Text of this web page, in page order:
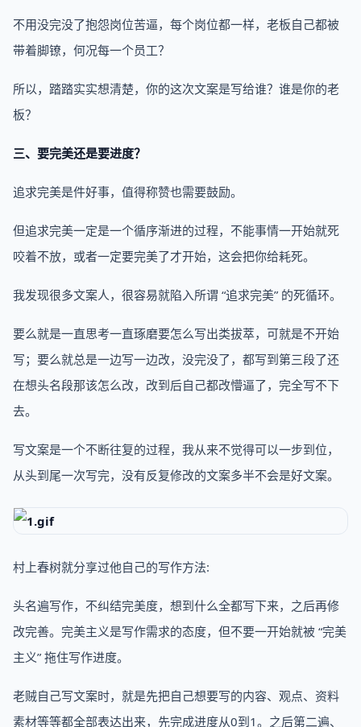
不用没完没了抱怨岗位苦逼，每个岗位都一样，老板自己都被
带着脚镣，何况每一个员工？
所以，踏踏实实想清楚，你的这次文案是写给谁？谁是你的老
板？
三、要完美还是要进度？
追求完美是件好事，值得称赞也需要鼓励。
但追求完美一定是一个循序渐进的过程，不能事情一开始就死
咬着不放，或者一定要完美了才开始，这会把你给耗死。
我发现很多文案人，很容易就陷入所谓 “追求完美” 的死循环。
要么就是一直思考一直琢磨要怎么写出类拔萃，可就是不开始
写；要么就总是一边写一边改，没完没了，都写到第三段了还
在想头名段那该怎么改，改到后自己都改懵逼了，完全写不下
去。
写文案是一个不断往复的过程，我从来不觉得可以一步到位，
从头到尾一次写完，没有反复修改的文案多半不会是好文案。
村上春树就分享过他自己的写作方法:
头名遍写作，不纠结完美度，想到什么全都写下来，之后再修
改完善。完美主义是写作需求的态度，但不要一开始就被 “完美
主义” 拖住写作进度。
老贼自己写文案时，就是先把自己想要写的内容、观点、资料
素材等等都全部表达出来，先完成进度从0到1。之后第二遍、